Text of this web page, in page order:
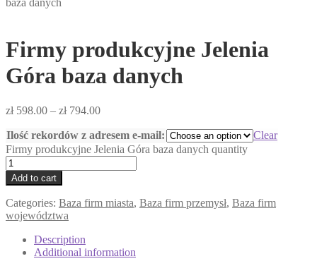
Firmy produkcyjne Jelenia
Góra baza danych
zł598.00 – zł794.00
Ilość rekordów z adresem e-mail:
Clear
Firmy produkcyjne Jelenia Góra baza danych quantity
Add to cart
Categories: Baza firm miasta, Baza firm przemysł, Baza firm
województwa
Description
Additional information